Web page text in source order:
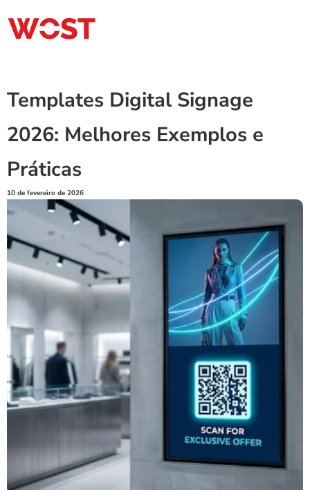
Templates Digital Signage
2026: Melhores Exemplos e
Práticas
10 de fevereiro de 2026